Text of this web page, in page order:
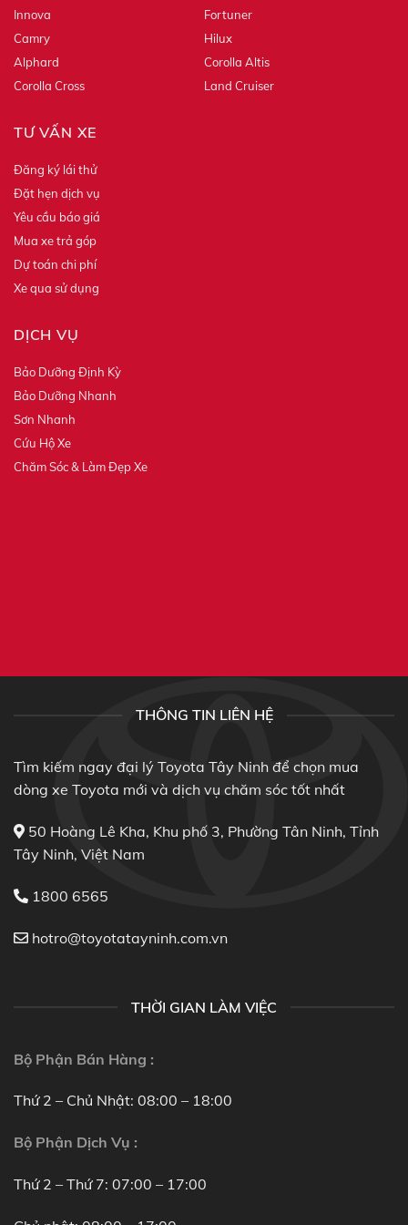
Innova
Fortuner
Camry
Hilux
Alphard
Corolla Altis
Corolla Cross
Land Cruiser
TƯ VẤN XE
Đăng ký lái thử
Đặt hẹn dịch vụ
Yêu cầu báo giá
Mua xe trả góp
Dự toán chi phí
Xe qua sử dụng
DỊCH VỤ
Bảo Dưỡng Định Kỳ
Bảo Dưỡng Nhanh
Sơn Nhanh
Cứu Hộ Xe
Chăm Sóc & Làm Đẹp Xe
THÔNG TIN LIÊN HỆ
Tìm kiếm ngay đại lý Toyota Tây Ninh để chọn mua
dòng xe Toyota mới và dịch vụ chăm sóc tốt nhất
50 Hoàng Lê Kha, Khu phố 3, Phường Tân Ninh, Tỉnh
Tây Ninh, Việt Nam
1800 6565
hotro@toyotatayninh.com.vn
THỜI GIAN LÀM VIỆC
Bộ Phận Bán Hàng :
Thứ 2 – Chủ Nhật: 08:00 – 18:00
Bộ Phận Dịch Vụ :
Thứ 2 – Thứ 7: 07:00 – 17:00